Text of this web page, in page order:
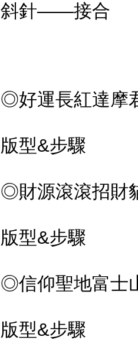
斜針——接合
◎好運長紅達摩
版型&步驟
◎財源滾滾招財
版型&步驟
◎信仰聖地富士
版型&步驟